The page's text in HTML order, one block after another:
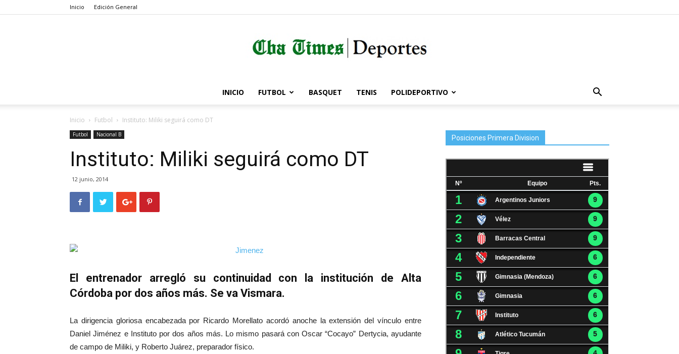
Inicio Edición General
Córdoba
Times
INICIO FUTBOL BASQUET TENIS POLIDEPORTIVO
Inicio Futbol Instituto: Miliki seguirá como DT
Futbol Nacional B
Instituto: Miliki seguirá como DT
12 junio, 2014
El entrenador arregló su continuidad con la institución de Alta
Córdoba por dos años más. Se va Vismara.
La dirigencia gloriosa encabezada por Ricardo Morellato acordó anoche la extensión del vínculo entre
Daniel Jiménez e Instituto por dos años más. Lo mismo pasará con Oscar “Cocayo” Dertycia, ayudante
de campo de Miliki, y Roberto Juárez, preparador físico.
Posiciones Primera Division